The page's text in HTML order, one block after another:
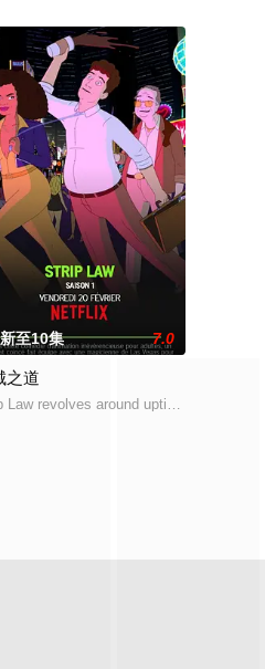
中产阶级
人时，与一股强大的新威胁正面交锋，
。为了这个目标，他继续走在艰难的
·伊杜
至10集 7.0
之道
Law revolves around uptight lawyer